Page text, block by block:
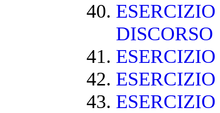
DISCORSO